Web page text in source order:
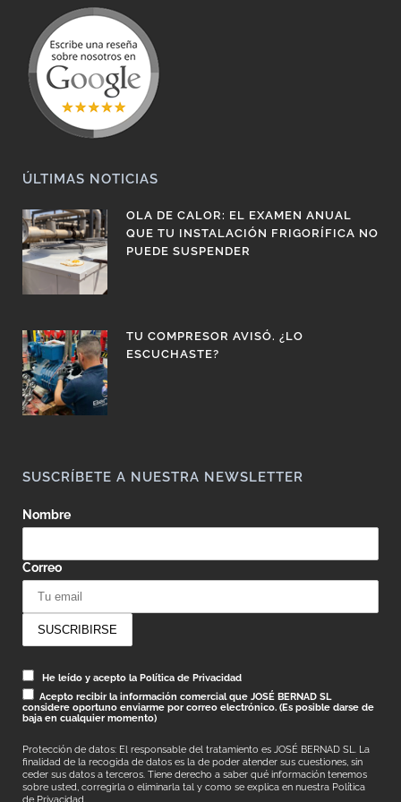
ÚLTIMAS NOTICIAS
OLA DE CALOR: EL EXAMEN ANUAL
QUE TU INSTALACIÓN FRIGORÍFICA NO
PUEDE SUSPENDER
TU COMPRESOR AVISÓ. ¿LO
ESCUCHASTE?
SUSCRÍBETE A NUESTRA NEWSLETTER
Nombre
Correo
He leído y acepto la Política de Privacidad
Acepto recibir la información comercial que JOSÉ BERNAD SL
considere oportuno enviarme por correo electrónico. (Es posible darse de
baja en cualquier momento)
Protección de datos: El responsable del tratamiento es JOSÉ BERNAD SL. La
finalidad de la recogida de datos es la de poder atender sus cuestiones, sin
ceder sus datos a terceros. Tiene derecho a saber qué información tenemos
sobre usted, corregirla o eliminarla tal y como se explica en nuestra Política
de Privacidad.